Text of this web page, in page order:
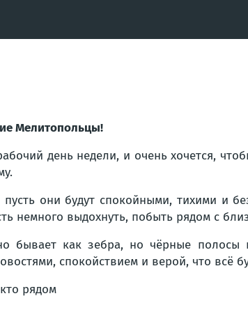
Мелитопольцы!
день недели, и очень хочется,
они будут спокойными, тихими и
немного выдохнуть, побыть рядом с
бывает как зебра, но чёрные полосы
спокойствием и верой, что всё
рядом